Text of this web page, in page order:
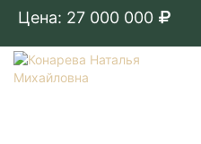
Цена: 27 000 000